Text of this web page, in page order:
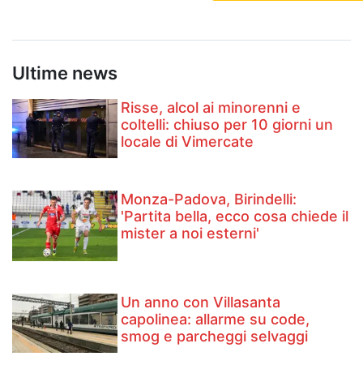
Ultime news
Risse, alcol ai minorenni e
coltelli: chiuso per 10 giorni un
locale di Vimercate
Monza-Padova, Birindelli:
'Partita bella, ecco cosa chiede il
mister a noi esterni'
Un anno con Villasanta
capolinea: allarme su code,
smog e parcheggi selvaggi